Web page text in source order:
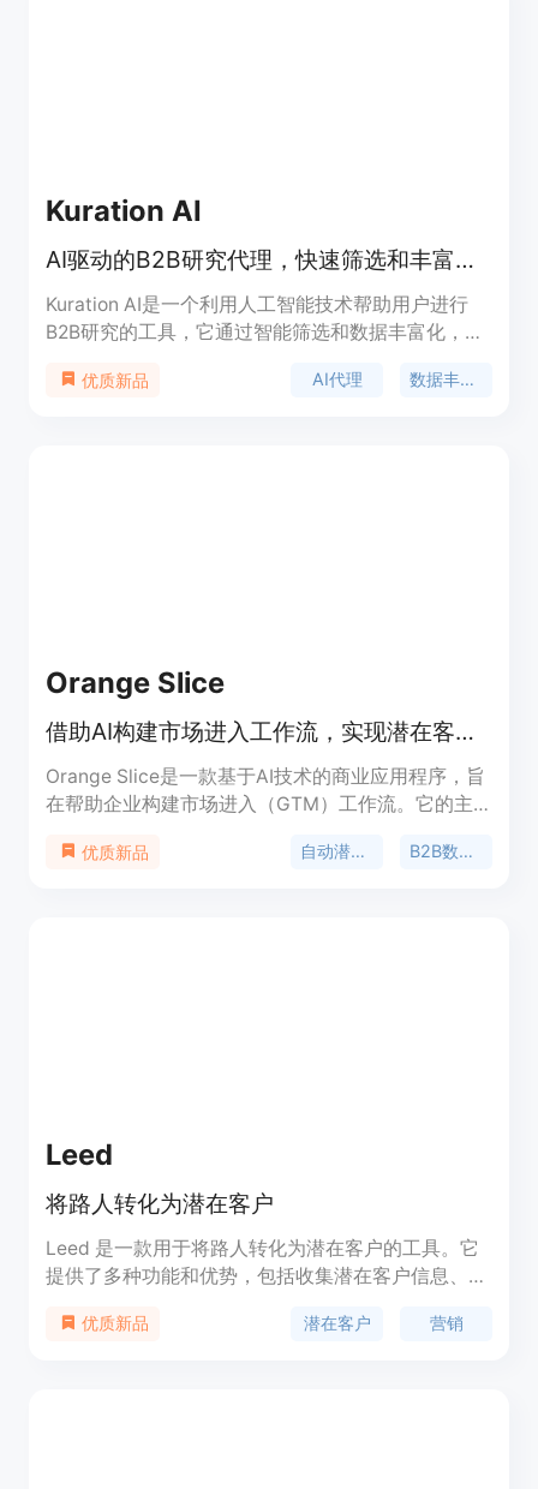
Kuration AI
AI驱动的B2B研究代理，快速筛选和丰富潜在客户数据库。
Kuration AI是一个利用人工智能技术帮助用户进行
B2B研究的工具，它通过智能筛选和数据丰富化，帮
产品背景是帮助企业从混乱的数据中快速找到目标公
优质新品 AI代理 数据丰富化
Orange Slice
借助AI构建市场进入工作流，实现潜在客户挖掘、信息丰富、资格鉴定和执行自动化。
Orange Slice是一款基于AI技术的商业应用程序，旨
在帮助企业构建市场进入（GTM）工作流。它的主
合、AI驱动的潜在客户生成等。产品的重要性在于能
优质新品 自动潜在客户丰富 B2B数据丰富
Leed
将路人转化为潜在客户
Leed 是一款用于将路人转化为潜在客户的工具。它
提供了多种功能和优势，包括收集潜在客户信息、跟
用户需求而定，提供了不同的套餐选择。它适用于各
优质新品 潜在客户 营销